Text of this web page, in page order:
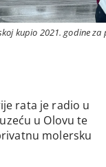
kupio 2021. godine za
rata je radio u
u Olovu te
molersku